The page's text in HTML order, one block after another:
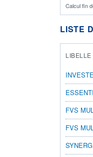
Calcul fin
LISTE
LIBELLE